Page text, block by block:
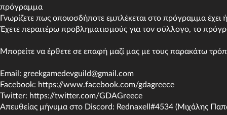
πρόγραμμα
Γνωρίζετε πως οποιοσδήποτε εμπλέκεται στο πρόγραμμα
Έχετε περαιτέρω προβληματισμούς για τον σύλλογο, το
Μπορείτε να έρθετε σε επαφή μαζί μας με τους παρακάτω
Email: greekgamedevguild@gmail.com
Facebook: https://www.facebook.com/gdagreece
Twitter: https://twitter.com/GDAGreece
Απευθείας μήνυμα στο Discord: Rednaxell#4534 (Μιχάλης